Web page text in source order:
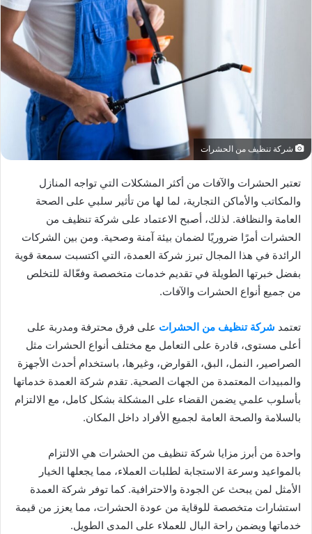
شركة تنظيف من الحشرات
تعتبر الحشرات والآفات من أكثر المشكلات التي تواجه المنازل
والمكاتب والأماكن التجارية، لما لها من تأثير سلبي على الصحة
العامة والنظافة. لذلك، أصبح الاعتماد على شركة تنظيف من
الحشرات أمرًا ضروريًا لضمان بيئة آمنة وصحية. ومن بين الشركات
الرائدة في هذا المجال تبرز شركة العمدة، التي اكتسبت سمعة قوية
بفضل خبرتها الطويلة في تقديم خدمات متخصصة وفعّالة للتخلص
من جميع أنواع الحشرات والآفات.
تعتمد شركة تنظيف من الحشرات على فرق محترفة ومدربة على
أعلى مستوى، قادرة على التعامل مع مختلف أنواع الحشرات مثل
الصراصير، النمل، البق، القوارض، وغيرها، باستخدام أحدث الأجهزة
والمبيدات المعتمدة من الجهات الصحية. تقدم شركة العمدة خدماتها
بأسلوب علمي يضمن القضاء على المشكلة بشكل كامل، مع الالتزام
بالسلامة والصحة العامة لجميع الأفراد داخل المكان.
واحدة من أبرز مزايا شركة تنظيف من الحشرات هي الالتزام
بالمواعيد وسرعة الاستجابة لطلبات العملاء، مما يجعلها الخيار
الأمثل لمن يبحث عن الجودة والاحترافية. كما توفر شركة العمدة
استشارات متخصصة للوقاية من عودة الحشرات، مما يعزز من قيمة
خدماتها ويضمن راحة البال للعملاء على المدى الطويل.